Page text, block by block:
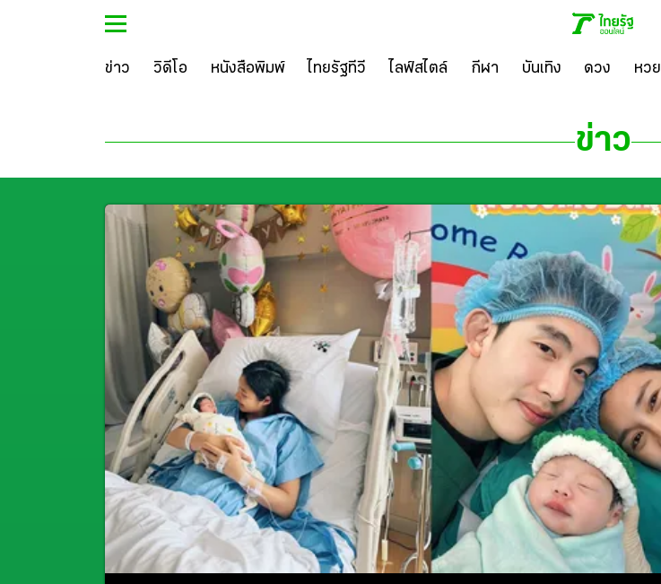
ข่าว วิดีโอ หนังสือพิมพ์ ไทยรัฐทีวี ไลฟ์สไตล์ กีฬา บันเทิง ดวง หวย
ข่าว